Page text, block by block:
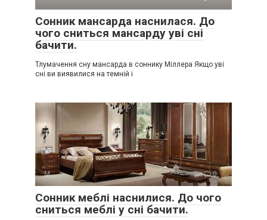
Сонник мансарда наснилася. До
чого сниться мансарду уві сні
бачити.
Тлумачення сну мансарда в соннику Міллера Якщо уві
сні ви виявилися на темній і
М 0
Сонник меблі наснилися. До чого
сниться меблі у сні бачити.